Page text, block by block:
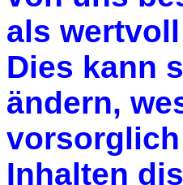
als
Dies kann
ändern,
Inhalten